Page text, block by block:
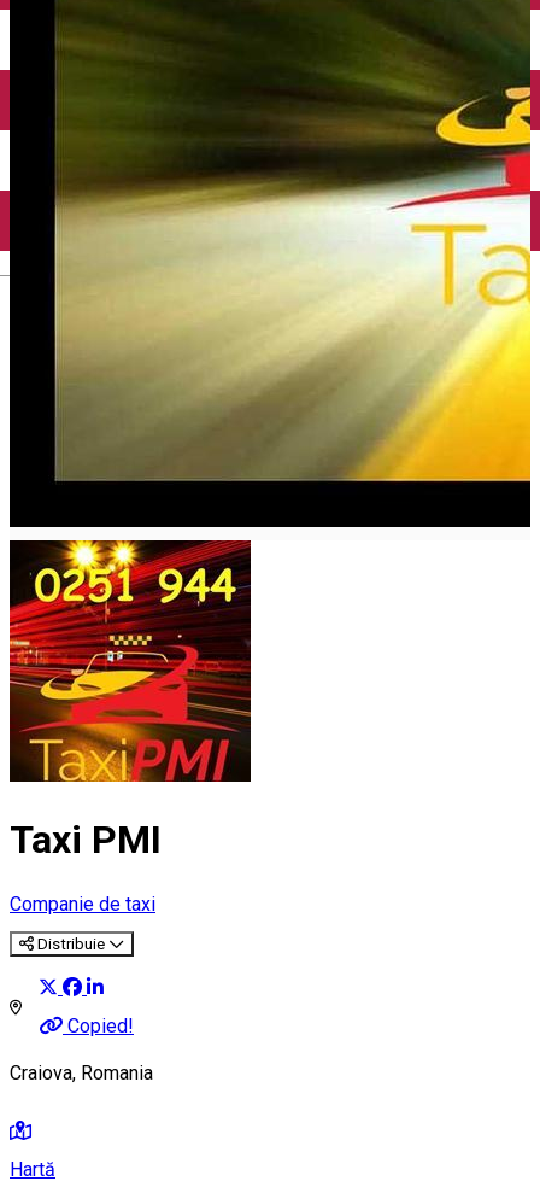
Închirieri auto
Închirieri biciclete
Taxi PMI
Companie de taxi
Distribuie
Copied!
Craiova, Romania
Hartă